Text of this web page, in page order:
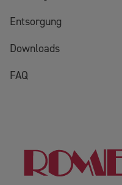
Entsorgung
Downloads
FAQ